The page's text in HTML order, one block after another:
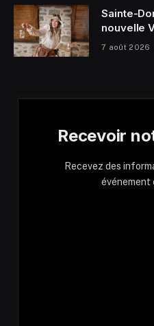
Sainte-
nouvelle
7 août 2026
Recevoir
Recevez des
événement